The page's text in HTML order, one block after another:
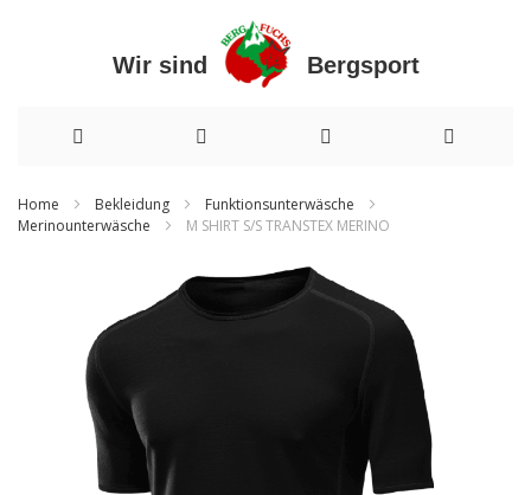
Wir sind Bergsport
zum
Home Bekleidung
Funktionsunterwäsche
Merinounterwäsche
M SHIRT S/S TRANSTEX MERINO
Bildergalerie